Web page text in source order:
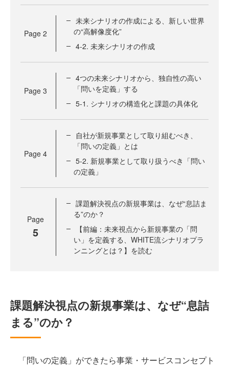
Page 2
未来シナリオの作成による、新しい世界
の“高解像度化”
4-2. 未来シナリオの作成
Page 3
4つの未来シナリオから、独自性の高い
「問いを定義」する
5-1. シナリオの構造化と課題の具体化
Page 4
自社が新規事業として取り組むべき、
「問いの定義」とは
5-2. 新規事業として取り扱うべき「問い
の定義」
Page
5
課題解決視点の新規事業は、なぜ“息詰ま
る”のか？
【前編：未来視点から新規事業の「問
い」を定義する、WHITE流シナリオプラ
ンニングとは？】を読む
課題解決視点の新規事業は、なぜ“息詰
まる”のか？
「問いの定義」ができたら事業・サービスコンセプト